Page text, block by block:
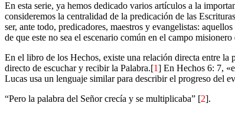
En esta serie, ya hemos dedicado varios artículos a la
consideremos la centralidad de la predicación de las
ser, ante todo, predicadores, maestros y evangelistas:
de que este no sea el escenario común en el campo
En el libro de los Hechos, existe una relación directa entre
directo de escuchar y recibir la Palabra.[1] En Hechos 6: 7,
Lucas usa un lenguaje similar para describir el progreso del
“Pero la palabra del Señor crecía y se multiplicaba” [2].